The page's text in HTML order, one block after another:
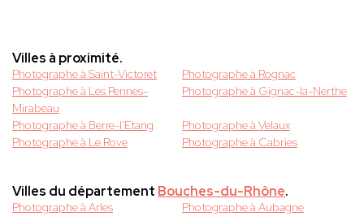
Villes à proximité.
Photographe à Saint-Victoret
Photographe à Rognac
Photographe à Les Pennes-
Mirabeau
Photographe à Gignac-la-Nerthe
Photographe à Berre-l'Etang
Photographe à Velaux
Photographe à Le Rove
Photographe à Cabries
Villes du département Bouches-du-Rhône.
Photographe à Arles
Photographe à Aubagne